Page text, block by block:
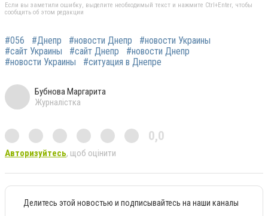
Если вы заметили ошибку, выделите необходимый текст и нажмите Ctrl+Enter, чтобы
сообщить об этом редакции
#056 #Днепр #новости Днепр
#новости Украины
#сайт Украины
#сайт Днепр
#новости Днепр
#новости Украины
#ситуация в Днепре
Бубнова Маргарита
Журналістка
0,0
Авторизуйтесь, щоб оцінити
Делитесь этой новостью и подписывайтесь на наши каналы